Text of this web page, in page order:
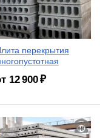
перекрытия
12 900 ₽